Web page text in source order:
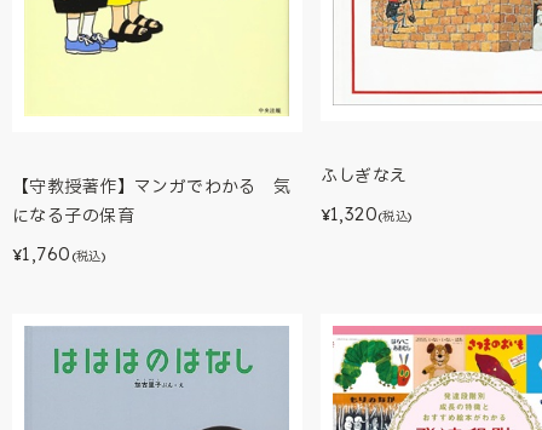
【守教授著作】マンガでわかる 気
になる子の保育
¥1,760 (税込)
ふしぎなえ
¥1,320(税込)